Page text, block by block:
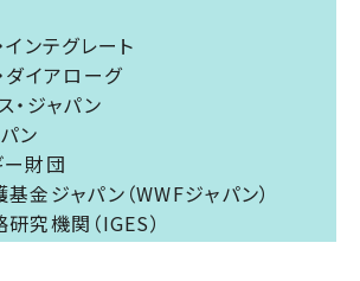
インテグレート
ダイアローグ
・ジャパン
ン
財団
金ジャパン（WWFジャパン）
究機関（IGES）